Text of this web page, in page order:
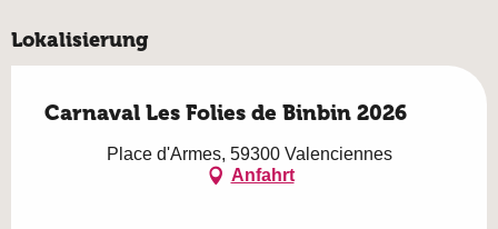
Lokalisierung
Carnaval Les Folies de Binbin 2026
Place d'Armes, 59300 Valenciennes
Anfahrt